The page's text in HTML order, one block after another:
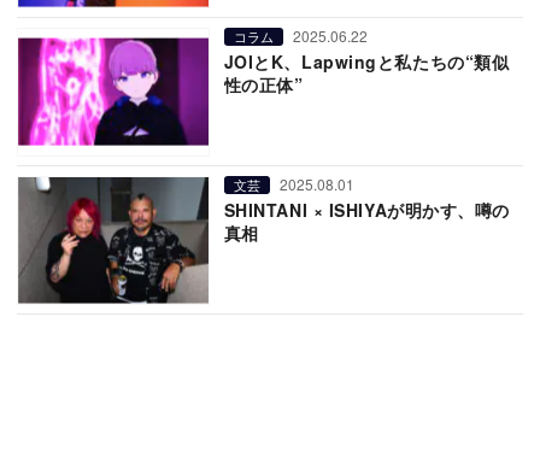
コラム 2025.06.22
JOIとK、Lapwingと私たちの“類似
性の正体”
文芸 2025.08.01
SHINTANI × ISHIYAが明かす、噂の
真相